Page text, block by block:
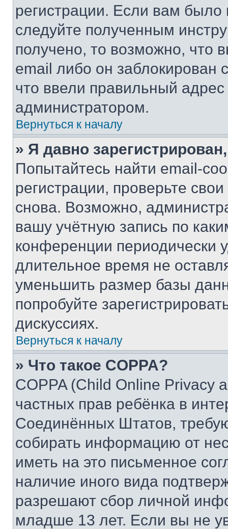
регистрации. Если вам
следуйте полученным
получено, то возможно, что
email либо он
что ввели правильный адрес
администратором.
Вернуться к началу
» Я давно
Попытайтесь найти email-
регистрации, проверьте
снова. Возможно,
вашу учётную запись по
конференции периодически
длительное время не
уменьшить размер базы
попробуйте
дискуссиях.
Вернуться к началу
» Что такое COPPA?
COPPA (Child Online Privacy
частных прав ребёнка в
Соединённых Штатов,
собирать информацию от
иметь на это письменное
наличие иного вида
разрешают сбор личной
младше 13 лет. Если вы не